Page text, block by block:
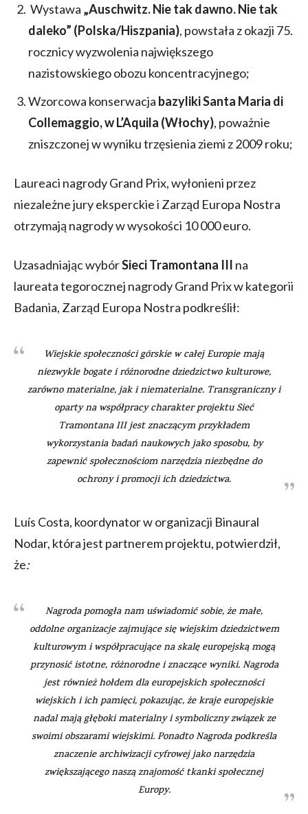
Wystawa „Auschwitz. Nie tak dawno. Nie tak
daleko” (Polska/Hiszpania), powstała z okazji 75.
rocznicy wyzwolenia największego
nazistowskiego obozu koncentracyjnego;
Wzorcowa konserwacja bazyliki Santa Maria di
Collemaggio, w L’Aquila (Włochy), poważnie
zniszczonej w wyniku trzęsienia ziemi z 2009 roku;
Laureaci nagrody Grand Prix, wyłonieni przez
niezależne jury eksperckie i Zarząd Europa Nostra
otrzymają nagrody w wysokości 10 000 euro.
Uzasadniając wybórSieciTramontana III na
laureata tegorocznej nagrody Grand Prix w kategorii
Badania, Zarząd Europa Nostra podkreślił:
Wiejskie społeczności górskie w całej Europie mają
niezwykle bogate i różnorodne dziedzictwo kulturowe,
zarówno materialne, jak i niematerialne. Transgraniczny i
oparty na współpracy charakter projektu Sieć
Tramontana III jest znaczącym przykładem
wykorzystania badań naukowych jako sposobu, by
zapewnić społecznościom narzędzia niezbędne do
ochrony i promocji ich dziedzictwa.
Luís Costa, koordynator w organizacji Binaural
Nodar, która jest partnerem projektu, potwierdził,
że:
Nagroda pomogła nam uświadomić sobie, że małe,
oddolne organizacje zajmujące się wiejskim dziedzictwem
kulturowym i współpracujące na skalę europejską mogą
przynosić istotne, różnorodne i znaczące wyniki. Nagroda
jest również hołdem dla europejskich społeczności
wiejskich i ich pamięci, pokazując, że kraje europejskie
nadal mają głęboki materialny i symboliczny związek ze
swoimi obszarami wiejskimi. Ponadto Nagroda podkreśla
znaczenie archiwizacji cyfrowej jako narzędzia
zwiększającego naszą znajomość tkanki społecznej
Europy.